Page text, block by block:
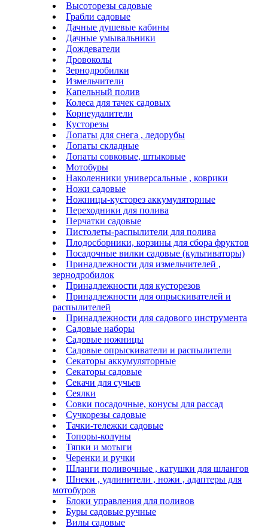
Высоторезы садовые
Грабли садовые
Дачные душевые кабины
Дачные умывальники
Дождеватели
Дровоколы
Зернодробилки
Измельчители
Капельный полив
Колеса для тачек садовых
Корнеудалители
Кусторезы
Лопаты для снега , ледорубы
Лопаты складные
Лопаты совковые, штыковые
Мотобуры
Наколенники универсальные , коврики
Ножи садовые
Ножницы-кусторез аккумуляторные
Переходники для полива
Перчатки садовые
Пистолеты-распылители для полива
Плодосборники, корзины для сбора фруктов
Посадочные вилки садовые (культиваторы)
Принадлежности для измельчителей ,
зернодробилок
Принадлежности для кусторезов
Принадлежности для опрыскивателей и
распылителей
Принадлежности для садового инструмента
Садовые наборы
Садовые ножницы
Садовые опрыскиватели и распылители
Секаторы аккумуляторные
Секаторы садовые
Секачи для сучьев
Сеялки
Совки посадочные, конусы для рассад
Сучкорезы садовые
Тачки-тележки садовые
Топоры-колуны
Тяпки и мотыги
Черенки и ручки
Шланги поливочные , катушки для шлангов
Шнеки , удлинители , ножи , адаптеры для
мотобуров
Блоки управления для поливов
Буры садовые ручные
Вилы садовые